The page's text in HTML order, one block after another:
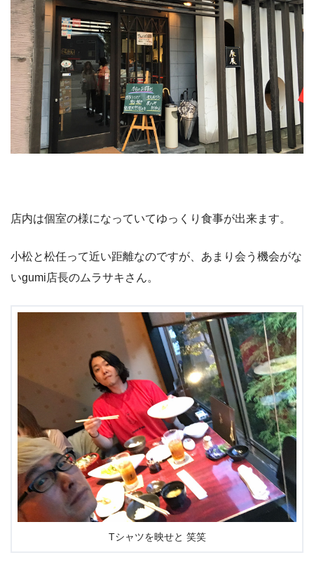
店内は個室の様になっていてゆっくり食事が出来ます。
小松と松任って近い距離なのですが、あまり会う機会がな
いgumi店長のムラサキさん。
Tシャツを映せと 笑笑